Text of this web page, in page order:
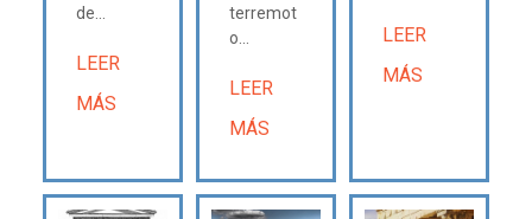
de...
LEER
MÁS
terremot
o...
LEER
MÁS
LEER
MÁS